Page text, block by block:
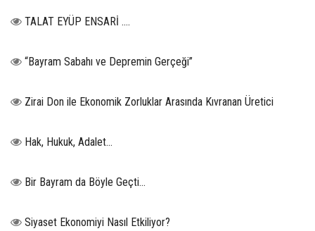
TALAT EYÜP ENSARİ ….
“Bayram Sabahı ve Depremin Gerçeği”
Zirai Don ile Ekonomik Zorluklar Arasında Kıvranan Üretici
Hak, Hukuk, Adalet…
Bir Bayram da Böyle Geçti…
Siyaset Ekonomiyi Nasıl Etkiliyor?